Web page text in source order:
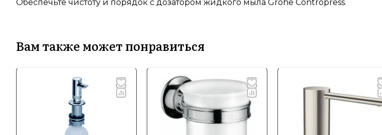
Обеспечьте чистоту и порядок с дозатором жидкого мыла Grohe Contropress.
Вам также может понравиться